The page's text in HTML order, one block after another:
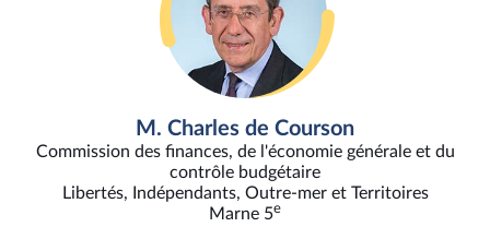
M. Charles de Courson
Commission des finances, de l'économie générale et du
contrôle budgétaire
Libertés, Indépendants, Outre-mer et Territoires
Marne 5e